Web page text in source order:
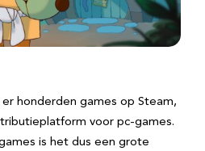
honderden games op Steam,
voor pc-games.
is het dus een grote